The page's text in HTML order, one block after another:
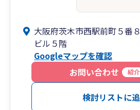
大阪府茨木市西駅前町５番
ビル５階
Googleマップを確認
お問い合わせ
紹
検討リストに